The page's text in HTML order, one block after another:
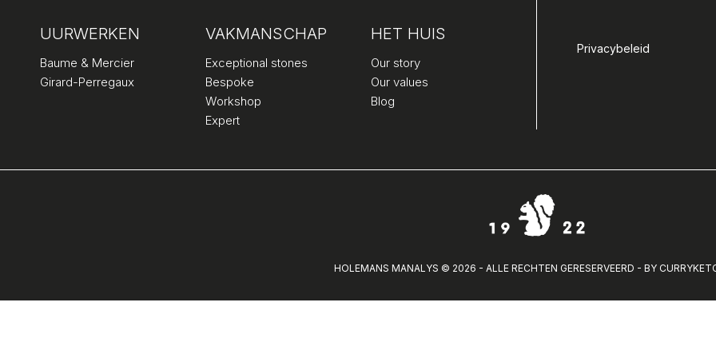
UURWERKEN
Baume & Mercier
Girard-Perregaux
VAKMANSCHAP
Exceptional stones
Bespoke
Workshop
Expert
HET HUIS
Our story
Our values
Blog
Privacybeleid
HOLEMANS MANALYS © 2026 - ALLE RECHTEN GERESERVEERD - BY